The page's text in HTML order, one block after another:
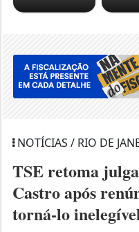
NOTÍCIAS / RIO DE
TSE retoma
Castro após
torná-lo